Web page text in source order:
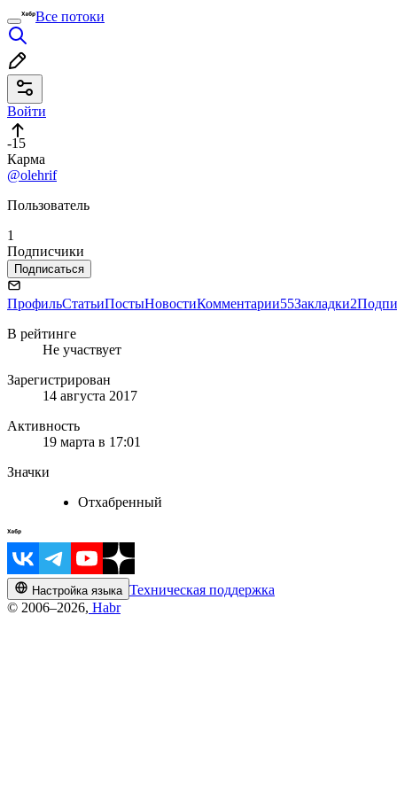
Все потоки
Войти
-15
Карма
@olehrif
Пользователь
1
Подписчики
Подписаться
ПрофильСтатьиПостыНовостиКомментарии55Закладки2
В рейтинге
Не участвует
Зарегистрирован
14 августа 2017
Активность
19 марта в 17:01
Значки
Отхабренный
Настройка языка Техническая поддержка
© 2006–2026, Habr